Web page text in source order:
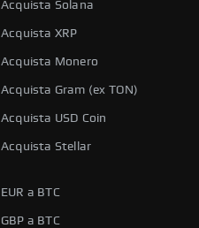
Acquista Solana
Acquista XRP
Acquista Monero
Acquista Gram (ex TON)
Acquista USD Coin
Acquista Stellar
EUR a BTC
GBP a BTC